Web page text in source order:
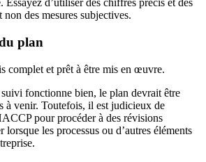
Essayez d’utiliser des chiffres précis et des
non des mesures subjectives.
plan
complet et prêt à être mis en œuvre.
fonctionne bien, le plan devrait être
à venir. Toutefois, il est judicieux de
pour procéder à des révisions
les processus ou d’autres éléments